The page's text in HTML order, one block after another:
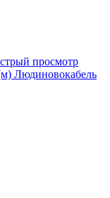
просмотр
Людиновокабель